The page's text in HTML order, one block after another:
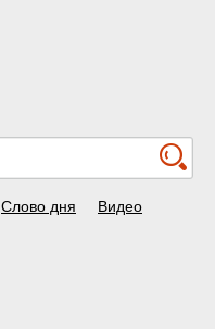
Слово дня Видео